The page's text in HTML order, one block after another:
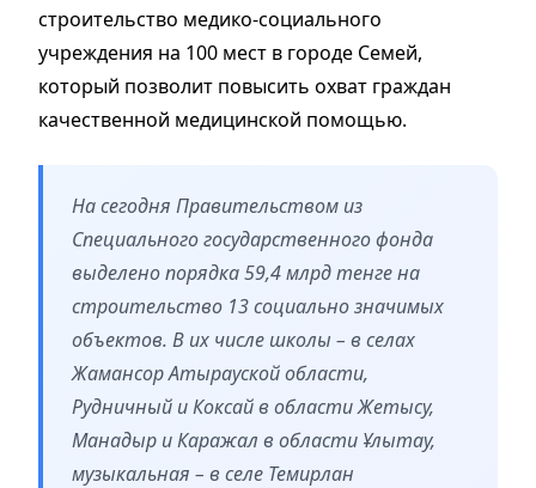
строительство медико-социального
учреждения на 100 мест в городе Семей,
который позволит повысить охват граждан
качественной медицинской помощью.
На сегодня Правительством из
Специального государственного фонда
выделено порядка 59,4 млрд тенге на
строительство 13 социально значимых
объектов. В их числе школы – в селах
Жамансор Атырауской области,
Рудничный и Коксай в области Жетысу,
Манадыр и Каражал в области Ұлытау,
музыкальная – в селе Темирлан